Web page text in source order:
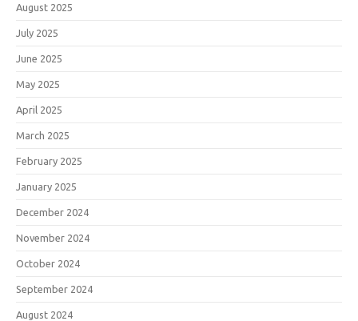
August 2025
July 2025
June 2025
May 2025
April 2025
March 2025
February 2025
January 2025
December 2024
November 2024
October 2024
September 2024
August 2024